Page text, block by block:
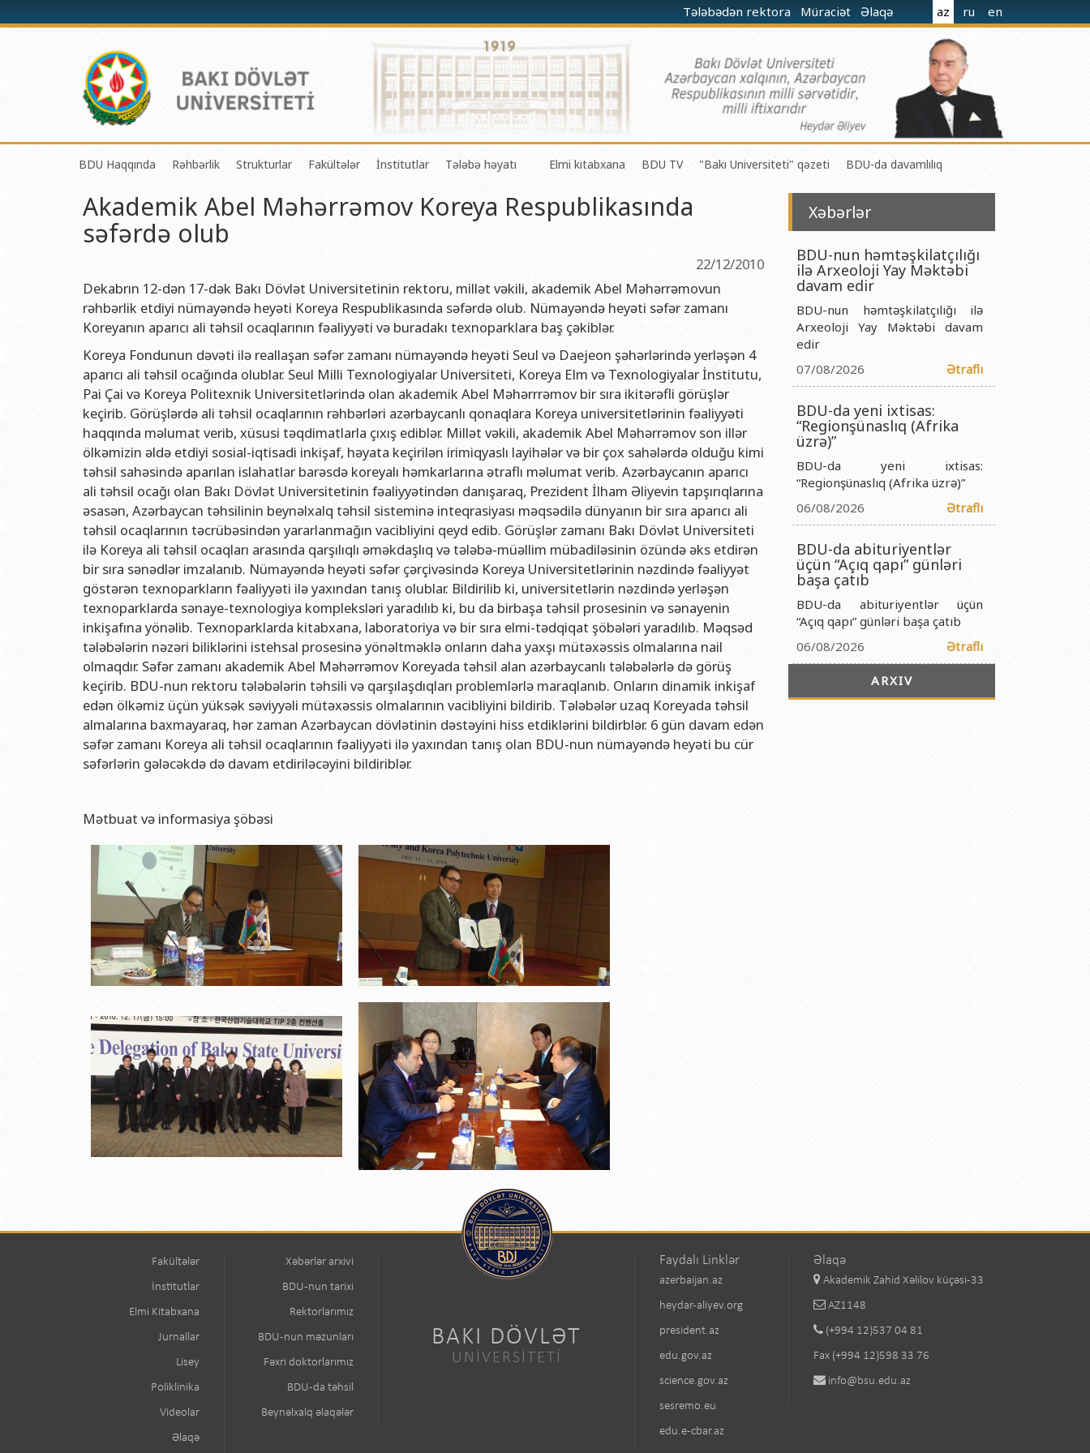
Tələbədən rektora Müraciət Əlaqə az ru en
BDU Haqqında
BDU-nun tarixi
BDU-nun Missiya və Strateji inkişaf planı
Akkreditasiya haqqında Sertifikat
BDU-nun üzv olduğu beynəlxalq təşkilatlar
BDU-nun qrant layihələri
Rektorlarımız
BDU-nun məzunları
Fəxri doktorlarımız
BDU-da təhsil
BDU-da tədris olunan ixtisaslar
Universitet tarixinin ən mühüm hadisələri
Rəhbərlik
Rektor
Prorektorlar
Dekanlar
Həmkarlar İttifaqı Komitəsi
Tədris Metodiki Şura
Strukturlar
Tədrisin təşkili və idarə olunması Mərkəzi
Beynəlxalq əlaqələr şöbəsi
Xarici tələbələrlə iş şöbəsi
İctimaiyyətlə əlaqələr və informasiya şöbəsi
Humanitar məsələlər və gənclər siyasəti şöbəsi
İnsan resursları və hüquq şöbəsi
Sənədlər və Müraciətlərlə iş şöbəsi
Maliyyə və təminat Departamenti
Keyfiyyətin təminatı, monitorinq şöbəsi
Psixoloji Yardım Sektoru
Mədəniyyət-yaradıcılıq Mərkəzi
İdman-sağlamlıq Mərkəzi
BDU-nun Nəşr Evi
Fakültələr
Mexanika-riyaziyyat fakültəsi
Kimya fakültəsi
Biologiya fakültəsi
Ekologiya və torpaqşünaslıq fakültəsi
Coğrafiya fakültəsi
Geologiya fakültəsi
Filologiya fakültəsi
Tarix fakültəsi
Beynəlxalq münasibətlər və iqtisadiyyat fakültəsi
Hüquq fakültəsi
Jurnalistika fakültəsi
İnformasiya və sənəd menecmenti fakültəsi
Şərqşünasliq fakültəsi
Sosial elmlər və psixologiya fakültəsi
İnstitutlar
Fizika problemləri Elmi-Tədqiqat İnstitutu
Azərbaycan Respublikasının Elm və Təhsil Nazirliyinin akademik M.Nağıyev adına Kataliz və Qeyri-üzvi Kimya İnstitutu
Azərbaycan Respublikasının Elm və Təhsil Nazirliyinin Riyaziyyat və Mexanika İnstitutu
Azərbaycan Respublikasının Elm və Təhsil Nazirliyinin Molekulyar Biologiya və Biotexnologiyalar İnstitutu
Azərbaycan Respublikasının Elm və Təhsil Nazirliyinin Fizika İnstitutu Publik Hüquqi Şəxsi
Azərbaycan Respublikasının Elm və Təhsil Nazirliyinin Riyaziyyat İnstitutu Publik Hüquqi Şəxsi
Azərbaycan Respublikasının Elm və Təhsil Nazirliyinin Kimya İnstitutu Publik Hüquqi Şəxsi
Azərbaycan Respublikasının Elm və Təhsil Nazirliyinin Molekulyar Biologiya İnstitutu Publik Hüquqi Şəxsi
Tələbə həyatı
Gənc Alimlər Şurası
SABAH qrupları haqqında
Elmi kitabxana BDU TV "Bakı Universiteti" qəzeti BDU-da davamlılıq
Akademik Abel Məhərrəmov Koreya Respublikasında
səfərdə olub
22/12/2010
Dekabrın 12-dən 17-dək Bakı Dövlət Universitetinin rektoru, millət vəkili, akademik Abel Məhərrəmovun
rəhbərlik etdiyi nümayəndə heyəti Koreya Respublikasında səfərdə olub. Nümayəndə heyəti səfər zamanı
Koreyanın aparıcı ali təhsil ocaqlarının fəaliyyəti və buradakı texnoparklara baş çəkiblər.
Koreya Fondunun dəvəti ilə reallaşan səfər zamanı nümayəndə heyəti Seul və Daejeon şəhərlərində yerləşən 4
aparıcı ali təhsil ocağında olublar. Seul Milli Texnologiyalar Universiteti, Koreya Elm və Texnologiyalar İnstitutu,
Pai Çai və Koreya Politexnik Universitetlərində olan akademik Abel Məhərrrəmov bir sıra ikitərəfli görüşlər
keçirib. Görüşlərdə ali təhsil ocaqlarının rəhbərləri azərbaycanlı qonaqlara Koreya universitetlərinin fəaliyyəti
haqqında məlumat verib, xüsusi təqdimatlarla çıxış ediblər. Millət vəkili, akademik Abel Məhərrəmov son illər
ölkəmizin əldə etdiyi sosial-iqtisadi inkişaf, həyata keçirilən irimiqyaslı layihələr və bir çox sahələrdə olduğu kimi
təhsil sahəsində aparılan islahatlar barəsdə koreyalı həmkarlarına ətraflı məlumat verib. Azərbaycanın aparıcı
ali təhsil ocağı olan Bakı Dövlət Universitetinin fəaliyyətindən danışaraq, Prezident İlham Əliyevin tapşırıqlarına
əsasən, Azərbaycan təhsilinin beynəlxalq təhsil sisteminə inteqrasiyası məqsədilə dünyanın bir sıra aparıcı ali
təhsil ocaqlarının təcrübəsindən yararlanmağın vacibliyini qeyd edib. Görüşlər zamanı Bakı Dövlət Universiteti
ilə Koreya ali təhsil ocaqları arasında qarşılıqlı əməkdaşlıq və tələbə-müəllim mübadiləsinin özündə əks etdirən
bir sıra sənədlər imzalanıb. Nümayəndə heyəti səfər çərçivəsində Koreya Universitetlərinin nəzdində fəaliyyət
göstərən texnoparkların fəaliyyəti ilə yaxından tanış olublar. Bildirilib ki, universitetlərin nəzdində yerləşən
texnoparklarda sənaye-texnologiya kompleksləri yaradılıb ki, bu da birbaşa təhsil prosesinin və sənayenin
inkişafına yönəlib. Texnoparklarda kitabxana, laboratoriya və bir sıra elmi-tədqiqat şöbələri yaradılıb. Məqsəd
tələbələrin nəzəri biliklərini istehsal prosesinə yönəltməklə onların daha yaxşı mütəxəssis olmalarına nail
olmaqdır. Səfər zamanı akademik Abel Məhərrəmov Koreyada təhsil alan azərbaycanlı tələbələrlə də görüş
keçirib. BDU-nun rektoru tələbələrin təhsili və qarşılaşdıqları problemlərlə maraqlanıb. Onların dinamik inkişaf
edən ölkəmiz üçün yüksək səviyyəli mütəxəssis olmalarının vacibliyini bildirib. Tələbələr uzaq Koreyada təhsil
almalarına baxmayaraq, hər zaman Azərbaycan dövlətinin dəstəyini hiss etdiklərini bildirblər. 6 gün davam edən
səfər zamanı Koreya ali təhsil ocaqlarının fəaliyyəti ilə yaxından tanış olan BDU-nun nümayəndə heyəti bu cür
səfərlərin gələcəkdə də davam etdiriləcəyini bildiriblər.
Mətbuat və informasiya şöbəsi
Xəbərlər
BDU-nun həmtəşkilatçılığı
ilə Arxeoloji Yay Məktəbi
davam edir
BDU-nun həmtəşkilatçılığı ilə
Arxeoloji Yay Məktəbi davam
edir
07/08/2026
Ətraflı
BDU-da yeni ixtisas:
“Regionşünaslıq (Afrika
üzrə)”
BDU-da yeni ixtisas:
“Regionşünaslıq (Afrika üzrə)”
06/08/2026
Ətraflı
BDU-da abituriyentlər
üçün “Açıq qapı” günləri
başa çatıb
BDU-da abituriyentlər üçün
“Açıq qapı” günləri başa çatıb
06/08/2026
Ətraflı
ARXIV
Fakültələr
İnstitutlar
Elmi Kitabxana
Jurnallar
Lisey
Poliklinika
Videolar
Əlaqə
Xəbərlər arxivi
BDU-nun tarixi
Rektorlarımız
BDU-nun məzunları
Fəxri doktorlarımız
BDU-da təhsil
Beynəlxalq əlaqələr
BAKI DÖVLƏT
UNİVERSİTETİ
Faydalı Linklər
azerbaijan.az
heydar-aliyev.org
president.az
edu.gov.az
science.gov.az
sesremo.eu
edu.e-cbar.az
Əlaqə
Akademik Zahid Xəlilov küçəsi-33
AZ1148
(+994 12)537 04 81
Fax (+994 12)598 33 76
info@bsu.edu.az